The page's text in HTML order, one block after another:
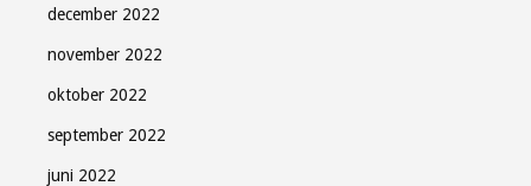
december 2022
november 2022
oktober 2022
september 2022
juni 2022